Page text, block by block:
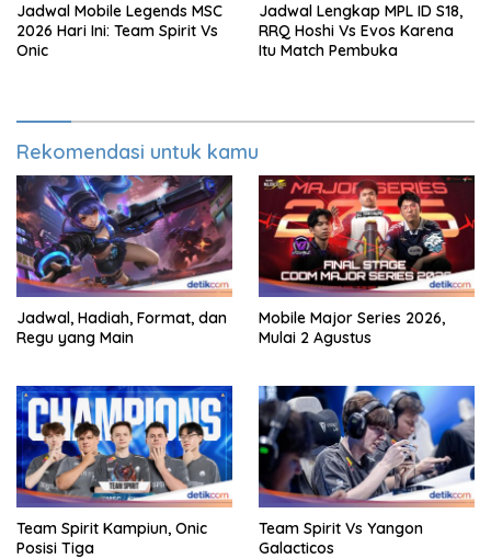
Jadwal Mobile Legends MSC
2026 Hari Ini: Team Spirit Vs
Onic
Jadwal Lengkap MPL ID S18,
RRQ Hoshi Vs Evos Karena
Itu Match Pembuka
Rekomendasi untuk kamu
Jadwal, Hadiah, Format, dan
Regu yang Main
Mobile Major Series 2026,
Mulai 2 Agustus
Team Spirit Kampiun, Onic
Posisi Tiga
Team Spirit Vs Yangon
Galacticos